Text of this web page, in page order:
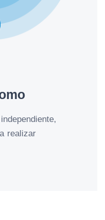
realizar